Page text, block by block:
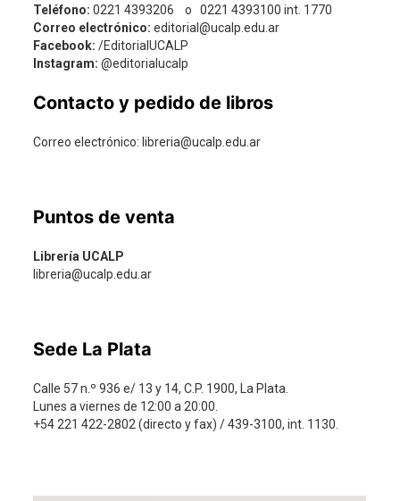
Teléfono: 0221 4393206 o 0221 4393100 int. 1770
Correo electrónico: editorial@ucalp.edu.ar
Facebook: /EditorialUCALP
Instagram: @editorialucalp
Contacto y pedido de libros
Correo electrónico: libreria@ucalp.edu.ar
Puntos de venta
Librería UCALP
libreria@ucalp.edu.ar
Sede La Plata
Calle 57 n.º 936 e/ 13 y 14, C.P. 1900, La Plata.
Lunes a viernes de 12:00 a 20:00.
+54 221 422-2802 (directo y fax) / 439-3100, int. 1130.